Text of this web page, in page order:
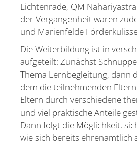
Lichtenrade, QM
der Vergan­genheit waren
und Marien­felde
Die Weiter­bildung ist in
aufge­teilt: Zunächst
Thema Lernbe­gleitung, dann
dem die teilneh­menden
Eltern durch verschiedene
und viel praktische Anteile
Dann folgt die Möglichkeit,
wie sich bereits ehren­amtlich